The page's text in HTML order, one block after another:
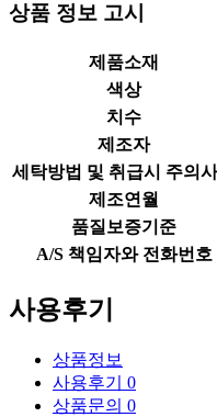
상품 정보 고시
제품소재
색상
치수
제조자
세탁방법 및 취급시 주의
제조연월
품질보증기준
A/S 책임자와 전화번호
사용후기
상품정보
사용후기 0
상품문의 0